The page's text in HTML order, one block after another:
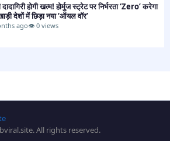
होगी खत्म! होर्मुज स्ट्रेट पर निर्भरता ‘Zero’ करेगा
देशों में छिड़ा नया ‘ऑयल वॉर’​
ago👁 0 views
All rights reserved.